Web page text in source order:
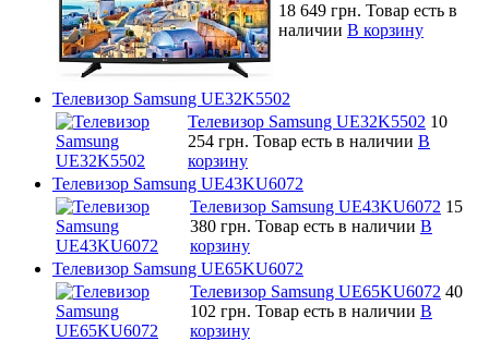
18 649 грн. Товар есть в
наличии В корзину
Телевизор Samsung UE32K5502
Телевизор Samsung UE32K5502 10
254 грн. Товар есть в наличии В
корзину
Телевизор Samsung UE43KU6072
Телевизор Samsung UE43KU6072 15
380 грн. Товар есть в наличии В
корзину
Телевизор Samsung UE65KU6072
Телевизор Samsung UE65KU6072 40
102 грн. Товар есть в наличии В
корзину